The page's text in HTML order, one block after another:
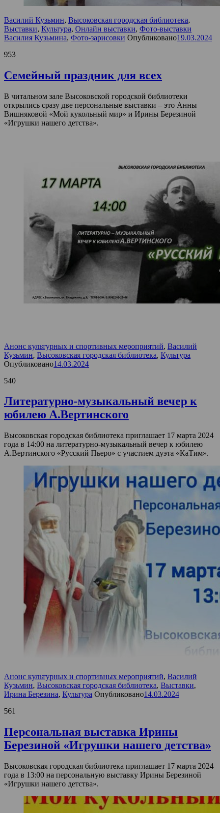
Василий Кузьмин, Высоковская городская библиотека,
Выставки, Культура, Онлайн выставки, Фото-выставки
Василия Кузьмина, Фото-зарисовки Опубликовано19.03.2024
953
Семейный праздник для всех
В читальном зале Высоковской городской библиотеки
открылись сразу две персональные выставки – это Анны
Вишняковой «Мой кукольный мир» и Ирины Березиной
«Игрушки нашего детства».
Анонс культурных и спортивных мероприятий, Василий
Кузьмин, Высоковская городская библиотека, Культура
Опубликовано14.03.2024
540
Литературно-музыкальный вечер к
юбилею А.Вертинского
Высоковская городская библиотека приглашает 17 марта 2024
года в 14:00 на литературно-музыкальный вечер к юбилею
А.Вертинского «Русский Пьеро» с участием дуэта «КаТим».
Анонс культурных и спортивных мероприятий, Василий
Кузьмин, Высоковская городская библиотека, Выставки,
Ирина Березина, Культура Опубликовано14.03.2024
561
Персональная выставка Ирины
Березиной «Игрушки нашего детства»
Высоковская городская библиотека приглашает 17 марта 2024
года в 13:00 на персональную выставку Ирины Березиной
«Игрушки нашего детства».